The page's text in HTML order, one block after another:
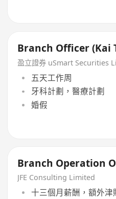
Branch Officer (Kai
盈立證券 uSmart Securities
五天工作周
牙科計劃，醫療計劃
婚假
Branch Operation
JFE Consulting Limited
十三個月薪酬，額外津